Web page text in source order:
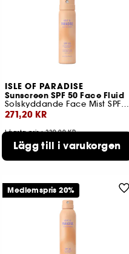
ISLE OF PARADISE
Sunscreen SPF 50 Face Fluid
Solskyddande Face Mist SPF50
271,20 KR
Lägsta pris : 339,00 KR
Lägg till i varukorgen
Medlemspris 20%